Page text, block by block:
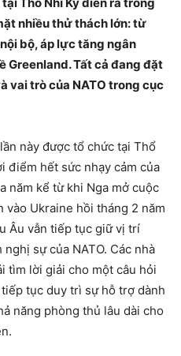
nhiều thử thách lớn: từ
bộ, áp lực tăng ngân
Greenland. Tất cả đang đặt
vai trò của NATO trong cục
này được tổ chức tại Thổ
điểm hết sức nhạy cảm của
năm kể từ khi Nga mở cuộc
vào Ukraine hồi tháng 2 năm
Âu vẫn tiếp tục giữ vị trí
sự của NATO. Các nhà
tìm lời giải cho một câu hỏi
tục duy trì sự hỗ trợ dành
năng phòng thủ lâu dài cho